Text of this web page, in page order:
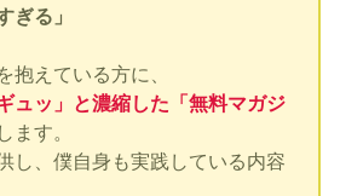
ぎる」
抱えている方に、
ュッ」と濃縮した「無料マガジ
します。
し、僕自身も実践している内容